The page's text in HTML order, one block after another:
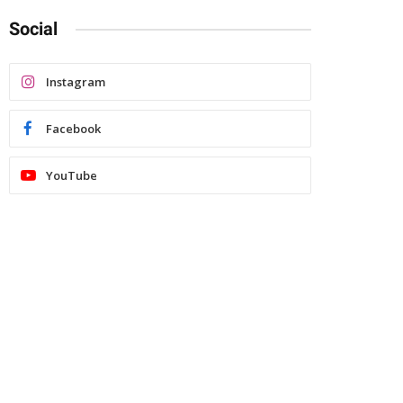
Social
Instagram
Facebook
YouTube